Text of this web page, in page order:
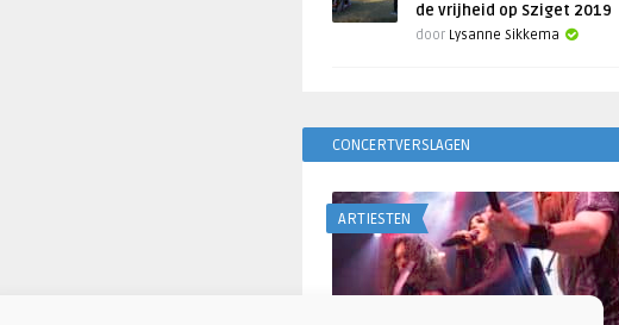
de vrijheid op Sziget 2019
door Lysanne Sikkema
CONCERTVERSLAGEN
ARTIESTEN